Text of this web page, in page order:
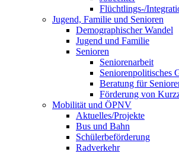
Flüchtlings-/
Jugend, Familie und Senioren
Demographischer Wandel
Jugend und Familie
Senioren
Seniorenarbeit
Seniorenpolitisches
Beratung für
Förderung von
Mobilität und ÖPNV
Aktuelles/Projekte
Bus und Bahn
Schülerbeförderung
Radverkehr